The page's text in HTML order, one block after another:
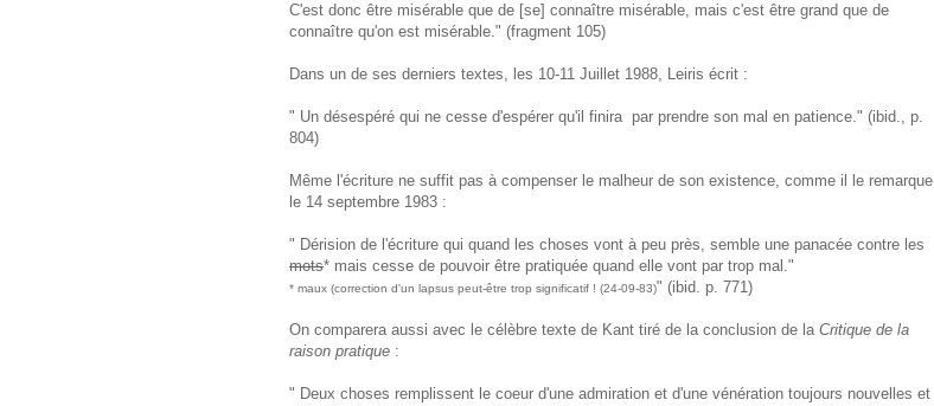
C'est donc être misérable que de [se] connaître misérable, mais c'est être grand que de
connaître qu'on est misérable." (fragment 105)
Dans un de ses derniers textes, les 10-11 Juillet 1988, Leiris écrit :
" Un désespéré qui ne cesse d'espérer qu'il finira par prendre son mal en patience." (ibid., p.
804)
Même l'écriture ne suffit pas à compenser le malheur de son existence, comme il le remarque
le 14 septembre 1983 :
" Dérision de l'écriture qui quand les choses vont à peu près, semble une panacée contre les
mots* mais cesse de pouvoir être pratiquée quand elle vont par trop mal."
* maux (correction d'un lapsus peut-être trop significatif ! (24-09-83)" (ibid. p. 771)
On comparera aussi avec le célèbre texte de Kant tiré de la conclusion de la Critique de la
raison pratique :
" Deux choses remplissent le coeur d'une admiration et d'une vénération toujours nouvelles et